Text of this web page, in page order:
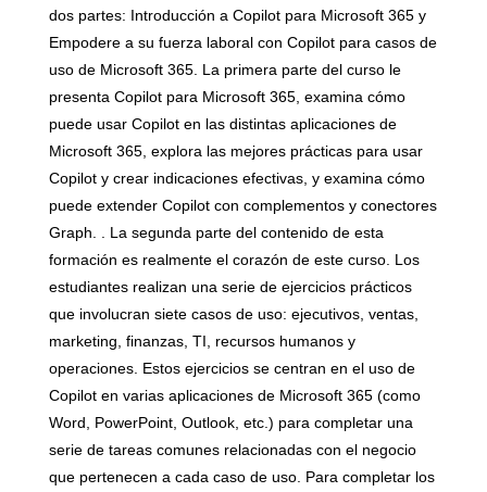
dos partes: Introducción a Copilot para Microsoft 365 y
Empodere a su fuerza laboral con Copilot para casos de
uso de Microsoft 365. La primera parte del curso le
presenta Copilot para Microsoft 365, examina cómo
puede usar Copilot en las distintas aplicaciones de
Microsoft 365, explora las mejores prácticas para usar
Copilot y crear indicaciones efectivas, y examina cómo
puede extender Copilot con complementos y conectores
Graph. . La segunda parte del contenido de esta
formación es realmente el corazón de este curso. Los
estudiantes realizan una serie de ejercicios prácticos
que involucran siete casos de uso: ejecutivos, ventas,
marketing, finanzas, TI, recursos humanos y
operaciones. Estos ejercicios se centran en el uso de
Copilot en varias aplicaciones de Microsoft 365 (como
Word, PowerPoint, Outlook, etc.) para completar una
serie de tareas comunes relacionadas con el negocio
que pertenecen a cada caso de uso. Para completar los